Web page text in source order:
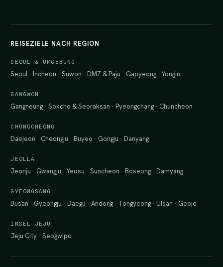
REISEZIELE NACH REGION
SEOUL & UMGEBUNG
Seoul ·Incheon ·Suwon ·DMZ & Paju · Gapyeong ·Yongin
GANGWON
Gangneung ·Sokcho & Seoraksan ·Pyeongchang · Chuncheon
CHUNGCHEONG
Daejeon · Cheongju ·Buyeo · Gongju ·Danyang
JEOLLA
Jeonju · Gwangju ·Yeosu ·Suncheon ·Boseong ·Damyang
GYEONGSANG
Busan · Gyeongju ·Daegu ·Andong · Tongyeong ·Ulsan · Geoje
INSEL JEJU
Jeju City ·Seogwipo